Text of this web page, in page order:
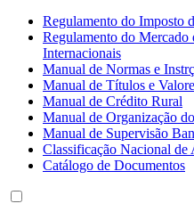
Regulamento do Imposto
Regulamento do Mercado
Internacionais
Manual de Normas e
Manual de Títulos e
Manual de Crédito Rural
Manual de Organização
Manual de Supervisão
Classificação Nacional de
Catálogo de Documentos